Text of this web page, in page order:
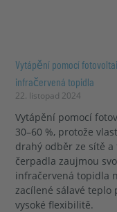
Vytápění pomocí
infračervená topidla
22. listopad 2024
Vytápění pomocí
30–60 %, protože
drahý odběr ze sítě
čerpadla zaujmou
infračervená topidla
zacílené sálavé
vysoké flexibilitě.